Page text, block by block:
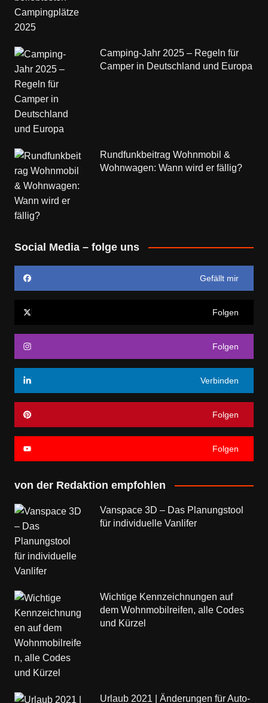
Camping-Jahr 2025 – Regeln für
Camper in Deutschland und Europa
Rundfunkbeitrag Wohnmobil &
Wohnwagen: Wann wird er fällig?
Social Media – folge uns
Gefällt mir
Folgen
Folgen
Verbinden
Folgen
Folgen
von der Redaktion empfohlen
Vanspace 3D – Das Planungstool
für individuelle Vanlifer
Wichtige Kennzeichnungen auf
dem Wohnmobilreifen, alle Codes
und Kürzel
Urlaub 2021 | Änderungen für Auto-